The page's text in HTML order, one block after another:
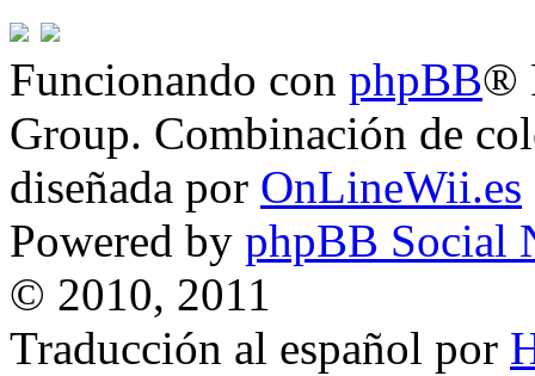
Funcionando con phpBB®
Group. Combinación de
diseñada por OnLineWii.es
Powered by phpBB Social
© 2010, 2011
Traducción al español por